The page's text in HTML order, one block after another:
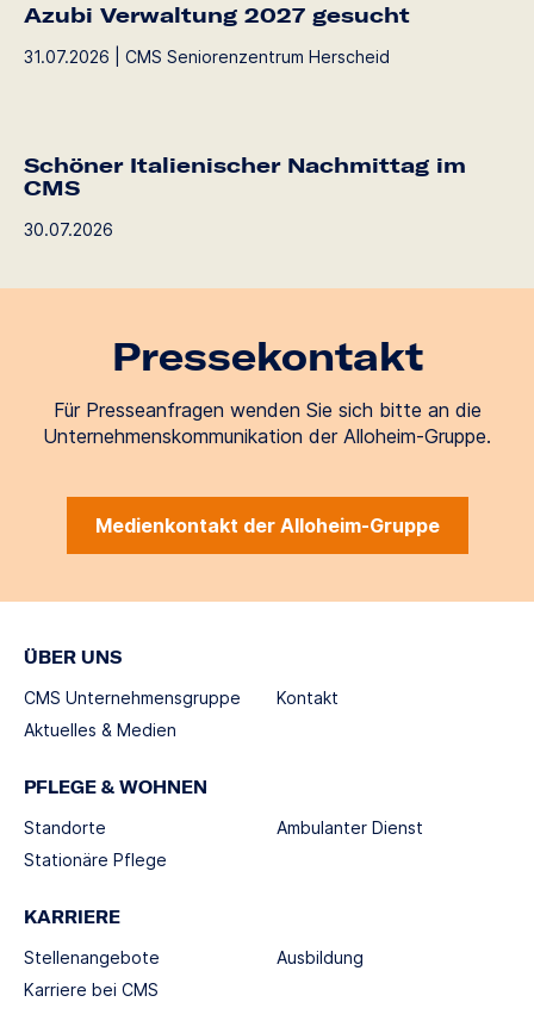
Azubi Verwaltung 2027 gesucht
31.07.2026 | CMS Seniorenzentrum Herscheid
Schöner Italienischer Nachmittag im
CMS
30.07.2026
Pressekontakt
Für Presseanfragen wenden Sie sich bitte an die
Unternehmenskommunikation der Alloheim-Gruppe.
Medienkontakt der Alloheim-Gruppe
ÜBER UNS
CMS Unternehmensgruppe
Aktuelles & Medien
Kontakt
PFLEGE & WOHNEN
Standorte
Stationäre Pflege
Ambulanter Dienst
KARRIERE
Stellenangebote
Karriere bei CMS
Ausbildung